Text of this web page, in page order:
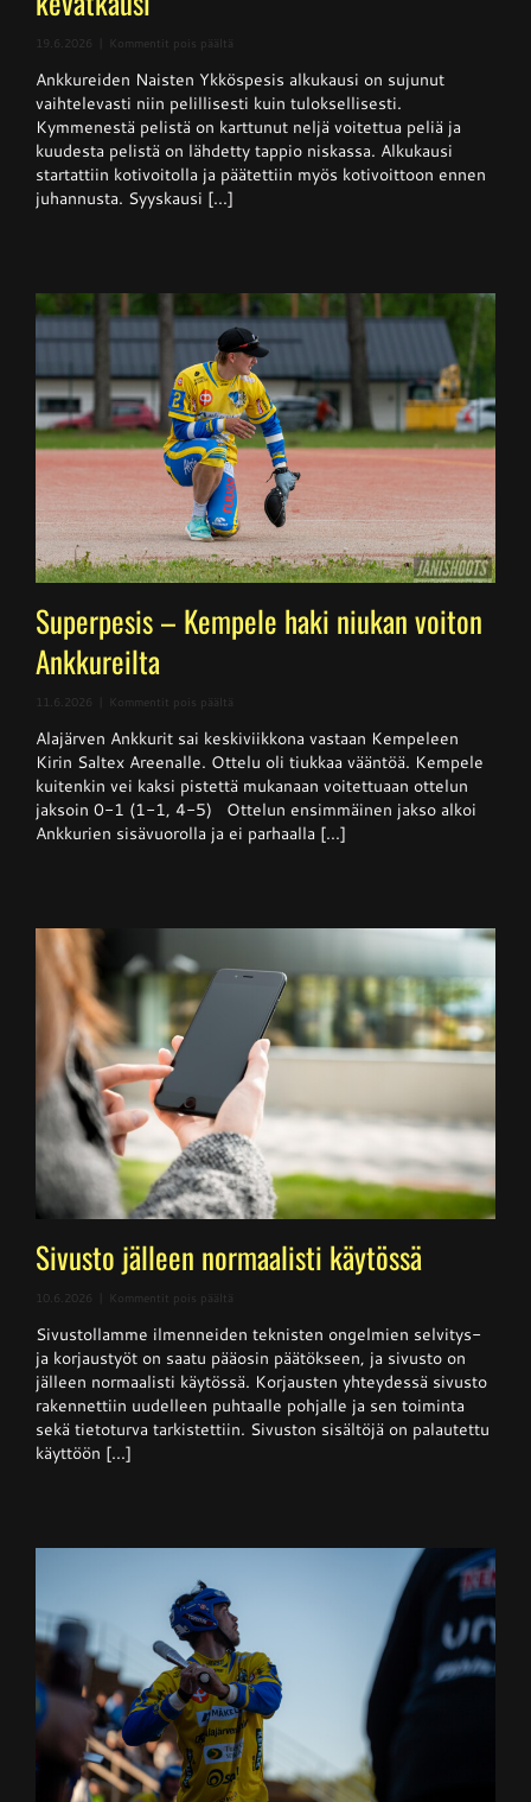
19.6.2026 Kommentit pois päältä
Ykköspesis:
Kangerteleva
kevätkausi
Ankkureiden Naisten Ykköspesis alkukausi on sujunut
vaihtelevasti niin pelillisesti kuin tuloksellisesti.
Kymmenestä pelistä on karttunut neljä voitettua peliä ja
kuudesta pelistä on lähdetty tappio niskassa. Alkukausi
startattiin kotivoitolla ja päätettiin myös kotivoittoon ennen
juhannusta. Syyskausi [...]
Superpesis – Kempele haki niukan voiton
Ankkureilta
11.6.2026 Kommentit pois päältä
–
Kempele
haki
niukan
voiton
Ankkureilta
Alajärven Ankkurit sai keskiviikkona vastaan Kempeleen
Kirin Saltex Areenalle. Ottelu oli tiukkaa vääntöä. Kempele
kuitenkin vei kaksi pistettä mukanaan voitettuaan ottelun
jaksoin 0-1 (1-1, 4-5) Ottelun ensimmäinen jakso alkoi
Ankkurien sisävuorolla ja ei parhaalla [...]
Sivusto jälleen normaalisti käytössä
10.6.2026 Kommentit pois päältä
jälleen
normaalisti
käytössä
Sivustollamme ilmenneiden teknisten ongelmien selvitys-
ja korjaustyöt on saatu pääosin päätökseen, ja sivusto on
jälleen normaalisti käytössä. Korjausten yhteydessä sivusto
rakennettiin uudelleen puhtaalle pohjalle ja sen toiminta
sekä tietoturva tarkistettiin. Sivuston sisältöjä on palautettu
käyttöön [...]